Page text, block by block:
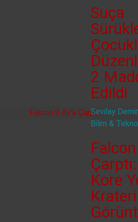
Suça
2
Edildi
Sevilay
Bilim &
Kore
Krateri